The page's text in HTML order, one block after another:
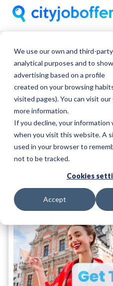
We use our own and third-
analytical purposes and to
advertising based on a profile
created on your browsing
visited pages). You can visit our
more information.
If you decline, your information
when you visit this website. A
used in your browser to
not to be tracked.
Cookies
Accept
Documenti-Legali